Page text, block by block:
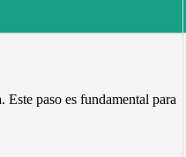
paso es fundamental para